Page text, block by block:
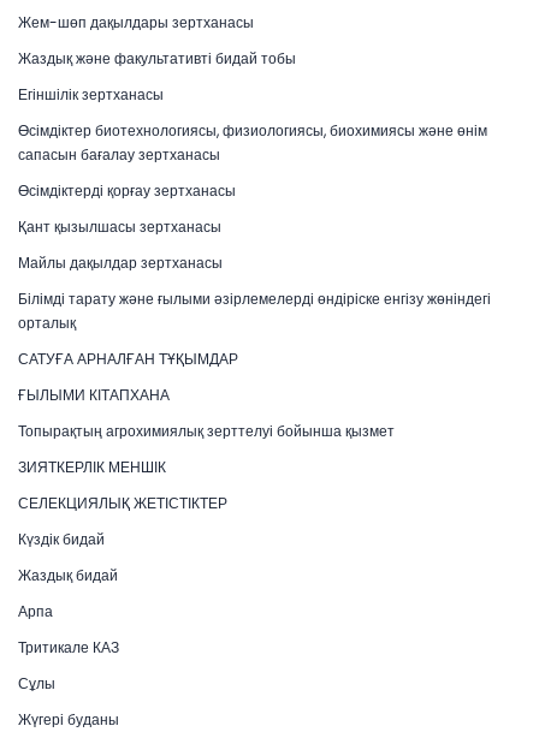
Жем-шөп дақылдары зертханасы
Жаздық және факультативті бидай тобы
Егіншілік зертханасы
Өсімдіктер биотехнологиясы, физиологиясы, биохимиясы және өнім
сапасын бағалау зертханасы
Өсімдіктерді қорғау зертханасы
Қант қызылшасы зертханасы
Майлы дақылдар зертханасы
Білімді тарату және ғылыми әзірлемелерді өндіріске енгізу жөніндегі
орталық
САТУҒА АРНАЛҒАН ТҰҚЫМДАР
ҒЫЛЫМИ КІТАПХАНА
Топырақтың агрохимиялық зерттелуі бойынша қызмет
ЗИЯТКЕРЛІК МЕНШІК
СЕЛЕКЦИЯЛЫҚ ЖЕТІСТІКТЕР
Күздік бидай
Жаздық бидай
Арпа
Тритикале КАЗ
Сұлы
Жүгері буданы